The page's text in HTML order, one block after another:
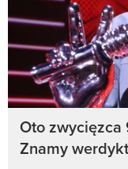
Oto zwycięzca
Znamy werdykt